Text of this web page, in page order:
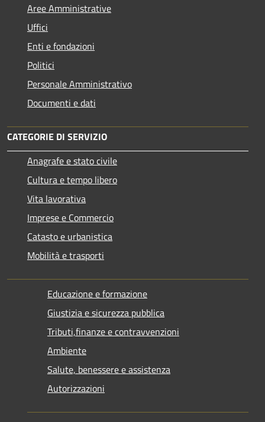
Aree Amministrative
Uffici
Enti e fondazioni
Politici
Personale Amministrativo
Documenti e dati
CATEGORIE DI SERVIZIO
Anagrafe e stato civile
Cultura e tempo libero
Vita lavorativa
Imprese e Commercio
Catasto e urbanistica
Mobilità e trasporti
Educazione e formazione
Giustizia e sicurezza pubblica
Tributi,finanze e contravvenzioni
Ambiente
Salute, benessere e assistenza
Autorizzazioni